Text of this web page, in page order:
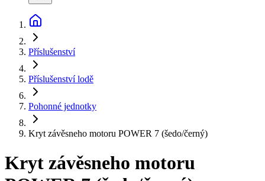
Příslušenství
Příslušenství lodě
Pohonné jednotky
Kryt závěsneho motoru POWER 7 (šedo/černý)
Kryt závěsneho motoru